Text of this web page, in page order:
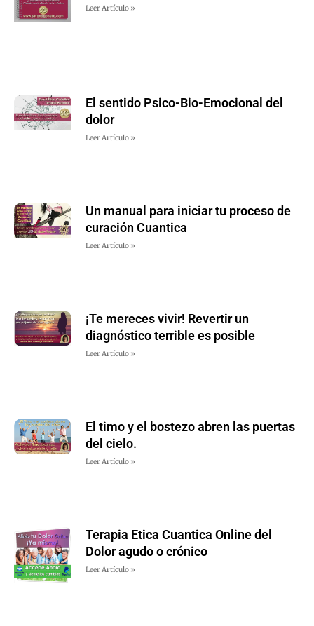
Leer Artículo »
El sentido Psico-Bio-Emocional del
dolor
Leer Artículo »
Un manual para iniciar tu proceso de
curación Cuantica
Leer Artículo »
¡Te mereces vivir! Revertir un
diagnóstico terrible es posible
Leer Artículo »
El timo y el bostezo abren las puertas
del cielo.
Leer Artículo »
Terapia Etica Cuantica Online del
Dolor agudo o crónico
Leer Artículo »